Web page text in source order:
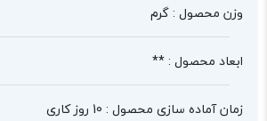
وزن محصول : گرم
ابعاد محصول : **
زمان آماده سازی محصول : 10 روز کاری